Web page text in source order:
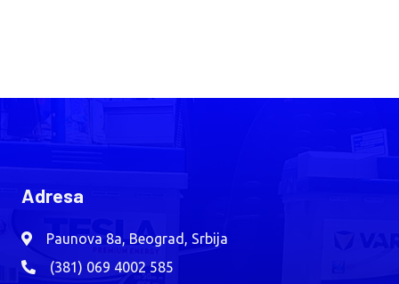
Adresa
Paunova 8a, Beograd, Srbija
(381) 069 4002 585